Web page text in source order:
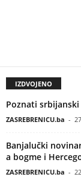
IZDVOJENO
Poznati
ZASREBRENICU.ba -
Banjalučki
a bogme i
ZASREBRENICU.ba -